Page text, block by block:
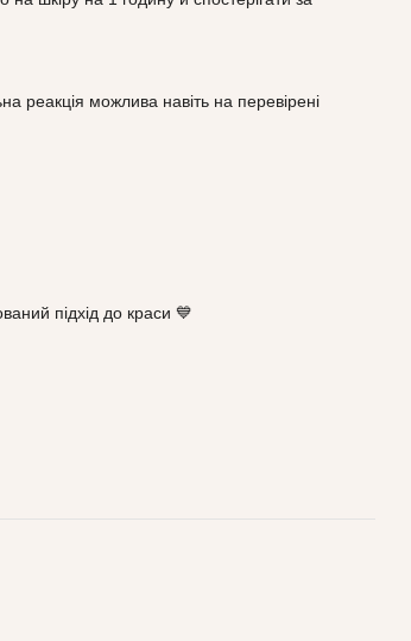
реакція можлива навіть на перевірені
підхід до краси 💙